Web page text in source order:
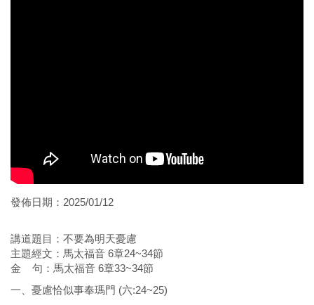
發佈日期：2025/01/12
講道題目：不要為明天憂慮
主題經文：馬太福音 6章24~34節
金 句：馬太福音 6章33~34節
一、憂慮恰似事奉瑪門 (六:24~25)